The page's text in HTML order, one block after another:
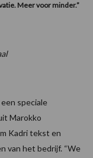
Meer voor minder.”
speciale
Marokko
Kadri tekst en
van het bedrijf. “We